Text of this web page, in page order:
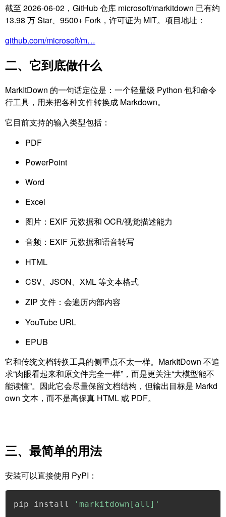
截至 2026-06-02，GitHub 仓库 microsoft/markitdown 已有约
13.98 万 Star、9500+ Fork，许可证为 MIT。项目地址：
github.com/microsoft/m…
二、它到底做什么
MarkItDown 的一句话定位是：一个轻量级 Python 包和命令
行工具，用来把各种文件转换成 Markdown。
它目前支持的输入类型包括：
PDF
PowerPoint
Word
Excel
图片：EXIF 元数据和 OCR/视觉描述能力
音频：EXIF 元数据和语音转写
HTML
CSV、JSON、XML 等文本格式
ZIP 文件：会遍历内部内容
YouTube URL
EPUB
它和传统文档转换工具的侧重点不太一样。MarkItDown 不追
求“肉眼看起来和原文件完全一样”，而是更关注“大模型能不
能读懂”。因此它会尽量保留文档结构，但输出目标是 Markd
own 文本，而不是高保真 HTML 或 PDF。
三、最简单的用法
安装可以直接使用 PyPI：
pip install 'markitdown[all]'